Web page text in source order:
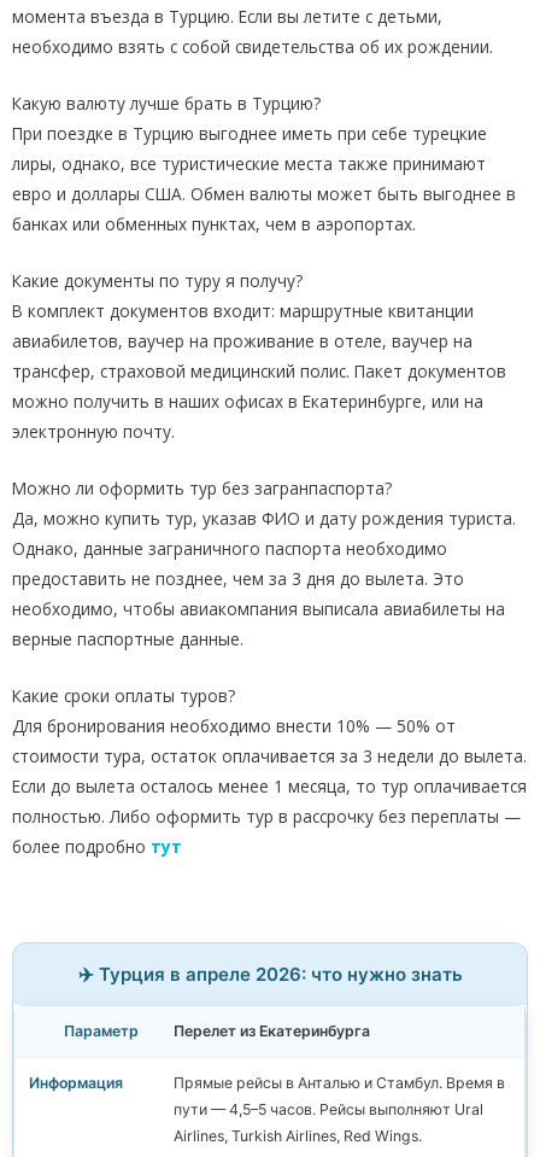
момента въезда в Турцию. Если вы летите с детьми,
необходимо взять с собой свидетельства об их рождении.
Какую валюту лучше брать в Турцию?
При поездке в Турцию выгоднее иметь при себе турецкие
лиры, однако, все туристические места также принимают
евро и доллары США. Обмен валюты может быть выгоднее в
банках или обменных пунктах, чем в аэропортах.
Какие документы по туру я получу?
В комплект документов входит: маршрутные квитанции
авиабилетов, ваучер на проживание в отеле, ваучер на
трансфер, страховой медицинский полис. Пакет документов
можно получить в наших офисах в Екатеринбурге, или на
электронную почту.
Можно ли оформить тур без загранпаспорта?
Да, можно купить тур, указав ФИО и дату рождения туриста.
Однако, данные заграничного паспорта необходимо
предоставить не позднее, чем за 3 дня до вылета. Это
необходимо, чтобы авиакомпания выписала авиабилеты на
верные паспортные данные.
Какие сроки оплаты туров?
Для бронирования необходимо внести 10% — 50% от
стоимости тура, остаток оплачивается за 3 недели до вылета.
Если до вылета осталось менее 1 месяца, то тур оплачивается
полностью. Либо оформить тур в рассрочку без переплаты —
более подробно тут
✈️ Турция в апреле 2026: что нужно знать
Перелет из Екатеринбурга
Прямые рейсы в Анталью и Стамбул. Время в
пути — 4,5–5 часов. Рейсы выполняют Ural
Airlines, Turkish Airlines, Red Wings.